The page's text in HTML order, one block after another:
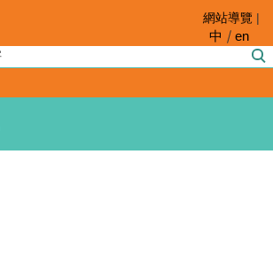
網站導覽 |
中 en